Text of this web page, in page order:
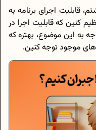
قابلیت اجرای برنامه به
کنین که قابلیت اجرا در
به این موضوع، بهتره که
موجود توجه کنین.